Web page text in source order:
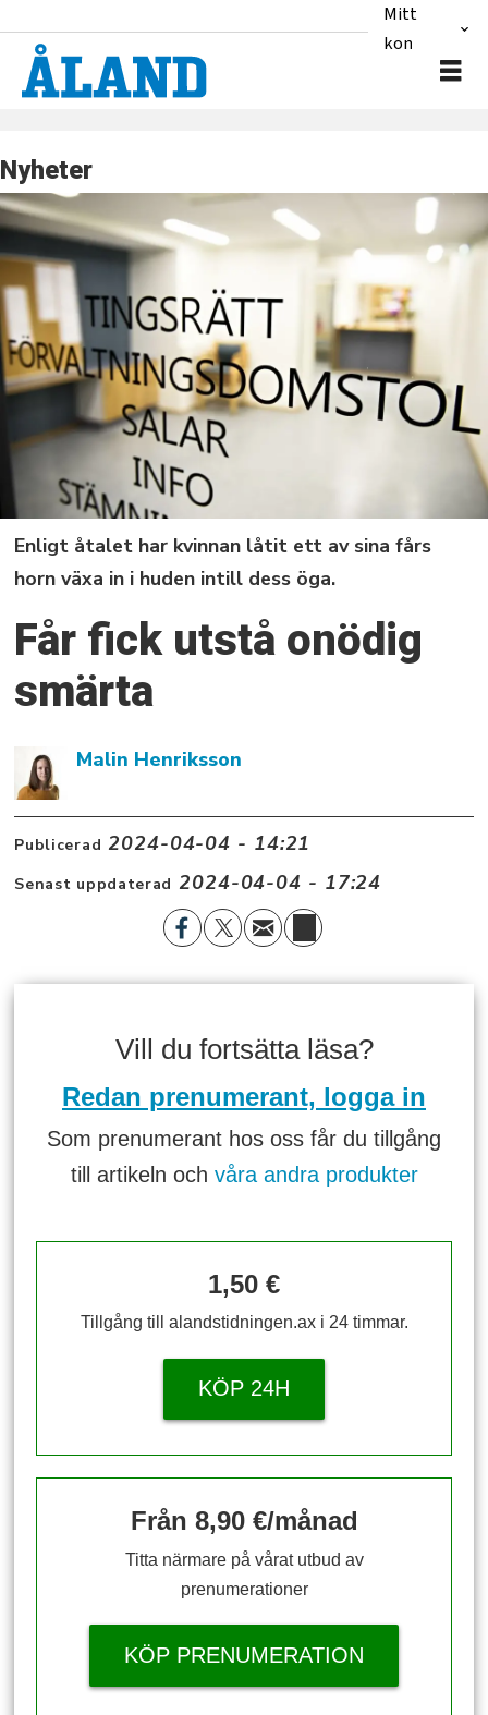
Mitt
konto
Nyheter
Enligt åtalet har kvinnan låtit ett av sina fårs
horn växa in i huden intill dess öga.
Får fick utstå onödig
smärta
Malin Henriksson
Publicerad 2024-04-04 - 14:21
Senast uppdaterad 2024-04-04 - 17:24
Vill du fortsätta läsa?
Redan prenumerant, logga in
Som prenumerant hos oss får du tillgång
till artikeln och våra andra produkter
1,50 €
Tillgång till alandstidningen.ax i 24 timmar.
KÖP 24H
Från 8,90 €/månad
Titta närmare på vårat utbud av
prenumerationer
KÖP PRENUMERATION